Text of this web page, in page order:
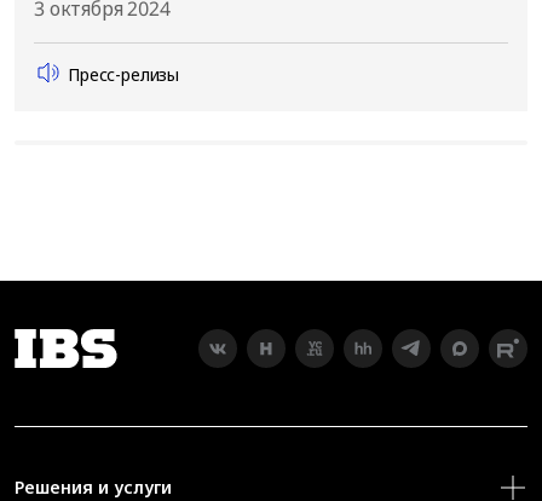
3 октября 2024
Пресс-релизы
Решения и услуги